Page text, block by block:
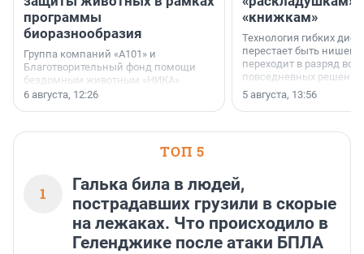
программы
биоразнообразия
Группа компаний «А101» и
Благотворительный фонд помощи
бездомным животным «НИКА»
заключили соглашение о
6 августа, 12:26
«книжкам»
Технология гибких
перестает быть
переходит в разряд
повседневных
5 августа, 13:56
ТОП 5
1
Галька била в людей,
пострадавших грузили в скорые
на лежаках. Что происходило в
Геленджике после атаки БПЛА